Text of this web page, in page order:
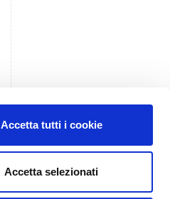
Accetta tutti i cookie
Accetta selezionati